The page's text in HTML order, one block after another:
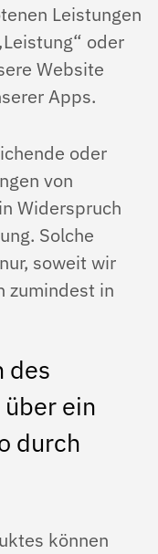
Leistungen
oder
Website
Apps.
oder
von
Widerspruch
Solche
soweit wir
zumindest in
des
ein
durch
können